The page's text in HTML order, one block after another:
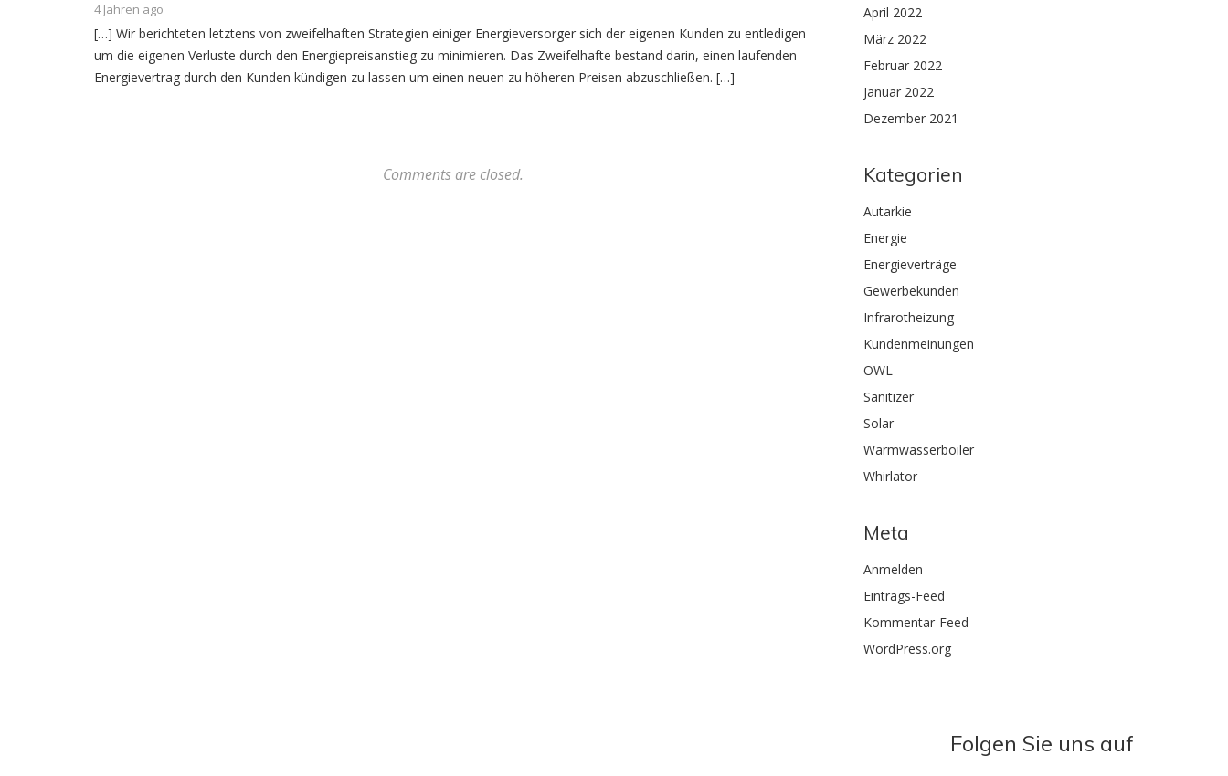
4 Jahren ago
[…] Wir berichteten letztens von zweifelhaften Strategien einiger Energieversorger sich der eigenen Kunden zu entledigen
um die eigenen Verluste durch den Energiepreisanstieg zu minimieren. Das Zweifelhafte bestand darin, einen laufenden
Energievertrag durch den Kunden kündigen zu lassen um einen neuen zu höheren Preisen abzuschließen. […]
Comments are closed.
April 2022
März 2022
Februar 2022
Januar 2022
Dezember 2021
Kategorien
Autarkie
Energie
Energieverträge
Gewerbekunden
Infrarotheizung
Kundenmeinungen
OWL
Sanitizer
Solar
Warmwasserboiler
Whirlator
Meta
Anmelden
Eintrags-Feed
Kommentar-Feed
WordPress.org
Folgen Sie uns auf